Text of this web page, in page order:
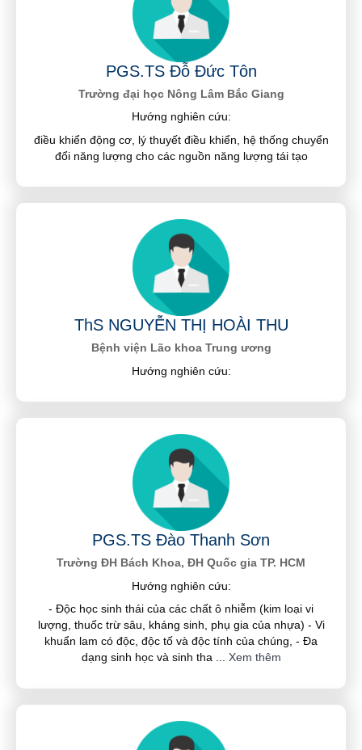
PGS.TS Đỗ Đức Tôn
Trường đại học Nông Lâm Bắc Giang
Hướng nghiên cứu:
điều khiển động cơ, lý thuyết điều khiển, hệ thống chuyển
đổi năng lượng cho các nguồn năng lượng tái tạo
ThS NGUYỄN THỊ HOÀI THU
Bệnh viện Lão khoa Trung ương
Hướng nghiên cứu:
PGS.TS Đào Thanh Sơn
Trường ĐH Bách Khoa, ĐH Quốc gia TP. HCM
Hướng nghiên cứu:
- Độc học sinh thái của các chất ô nhiễm (kim loại vi
lượng, thuốc trừ sâu, kháng sinh, phụ gia của nhựa) - Vi
khuẩn lam có độc, độc tố và độc tính của chúng, - Đa
dạng sinh học và sinh tha
Xem thêm